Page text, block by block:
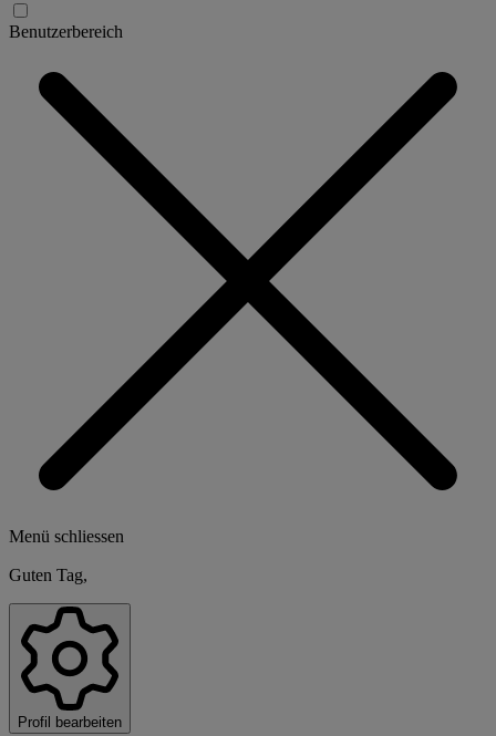
Benutzerbereich
Menü schliessen
Guten Tag,
Profil bearbeiten